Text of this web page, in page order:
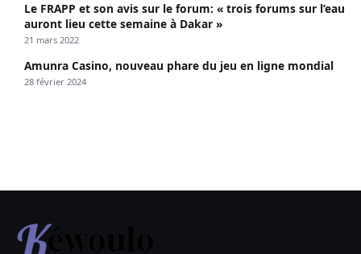
Le FRAPP et son avis sur le forum: « trois forums sur l’eau
auront lieu cette semaine à Dakar »
21 mars 2022
Amunra Casino, nouveau phare du jeu en ligne mondial
28 février 2024